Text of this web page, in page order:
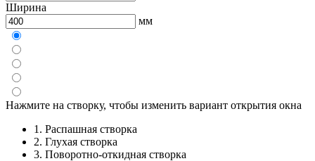
Ширина
мм
Нажмите на створку, чтобы изменить вариант открытия окна
1. Распашная створка
2. Глухая створка
3. Поворотно-откидная створка